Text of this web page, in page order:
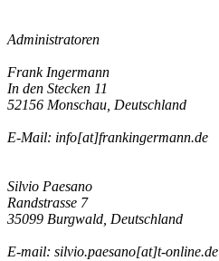
Administratoren
Frank Ingermann
In den Stecken 11
52156 Monschau, Deutschland
E-Mail: info[at]frankingermann.de
Silvio Paesano
Randstrasse 7
35099 Burgwald, Deutschland
E-mail: silvio.paesano[at]t-online.de